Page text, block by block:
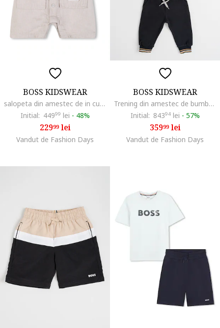
BOSS KIDSWEAR
salopeta din amestec de in cu maneci scurte, Maro nisip
Initial: 44999 lei - 48%
22999lei
Vandut de Fashion Days
BOSS KIDSWEAR
Trening din amestec de bumbac cu logo, Negru stins
Initial: 84394lei - 57%
35999lei
Vandut de Fashion Days